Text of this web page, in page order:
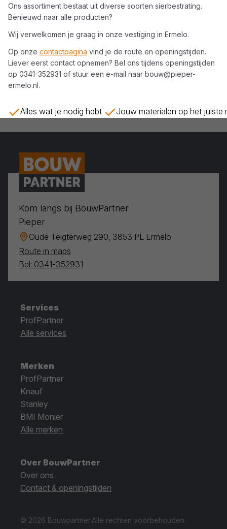
Ons assortiment bestaat uit diverse soorten sierbestrating.
Benieuwd naar alle producten?
Wij verwelkomen je graag in onze vestiging in Ermelo.
Op onze contactpagina vind je de route en openingstijden.
Liever eerst contact opnemen? Bel ons tijdens openingstijden
op 0341-352931 of stuur een e-mail naar bouw@pieper-
ermelo.nl.
Alles wat je nodig hebt Jouw materialen op het juiste
Kom langs bij BouwPartner
Pieper
Oude Telgterweg 290, 3853 PL Ermelo
Route in maps
Bel: 0341-352931
Services
ProfPartner
Alle services
Merken
ProfPartner
Knauf
Stanley
BMI Monier
Alle merken
Over BouwPartner
Over ons
Contact & openingstijden
© 2026 Bouwpartner.Alle rechten voorbehouden.